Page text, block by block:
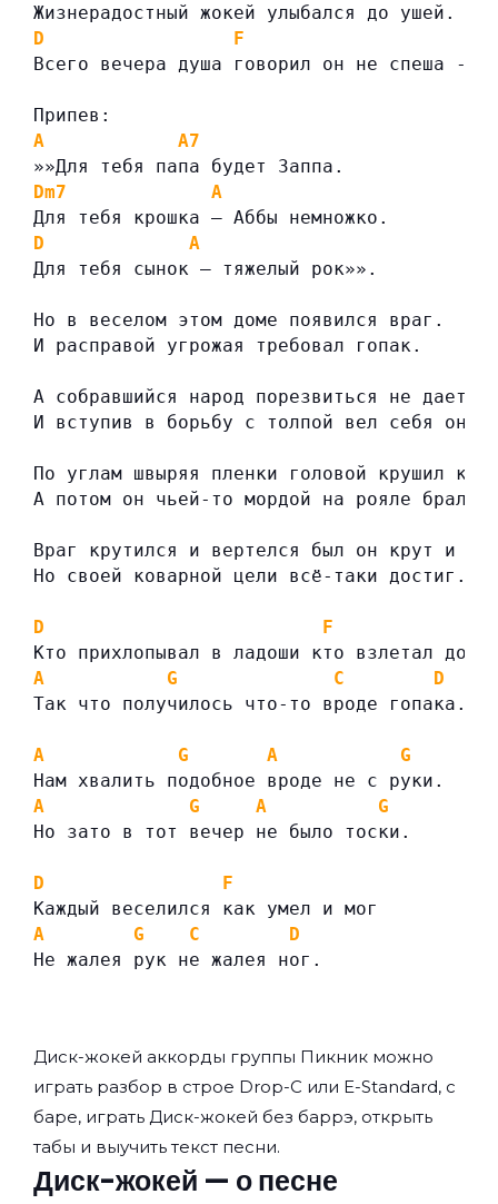
Жизнерадостный жокей улыбался до ушей.
D
F
Всего вечера душа говорил он не спеша -
Припев:
A
A7
»»Для тебя папа будет Заппа.
Dm7
A
Для тебя крошка — Аббы немножко.
D
A
Для тебя сынок — тяжелый рок»».
Но в веселом этом доме появился враг.
И расправой угрожая требовал гопак.
А собравшийся народ порезвиться не дает
И вступив в борьбу с толпой вел себя он
По углам швыряя пленки головой крушил
А потом он чьей-то мордой на рояле брал
Враг крутился и вертелся был он крут и
Но своей коварной цели всё-таки достиг.
D
F
Кто прихлопывал в ладоши кто взлетал до
A
G C
D
Так что получилось что-то вроде гопака.
A G A
G
Нам хвалить подобное вроде не с руки.
A
G A
G
Но зато в тот вечер не было тоски.
D
F
Каждый веселился как умел и мог
A
G C
D
Не жалея рук не жалея ног.
Диск-жокей аккорды группы Пикник можно
играть разбор в строе Drop-C или E-Standard, с
баре, играть Диск-жокей без баррэ, открыть
табы и выучить текст песни.
Диск-жокей — о песне